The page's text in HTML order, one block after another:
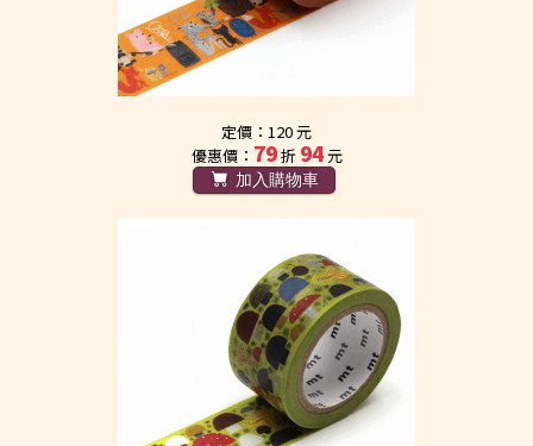
定價：120 元
優惠價： 79折 94元
加入購物車